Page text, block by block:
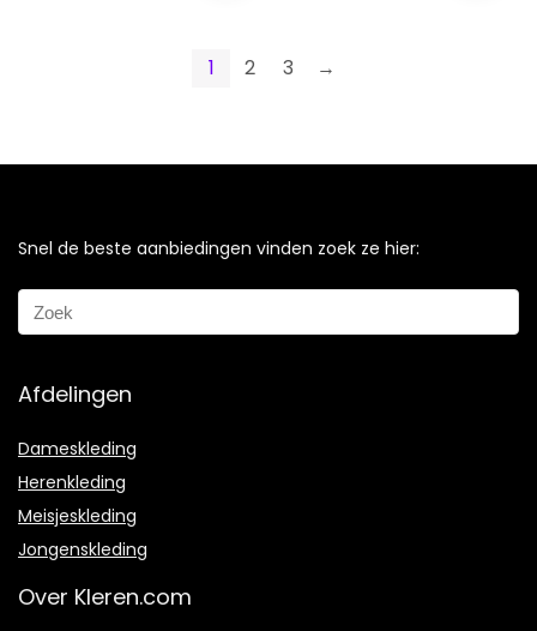
1 2 3 →
Snel de beste aanbiedingen vinden zoek ze hier:
Afdelingen
Dameskleding
Herenkleding
Meisjeskleding
Jongenskleding
Over Kleren.com